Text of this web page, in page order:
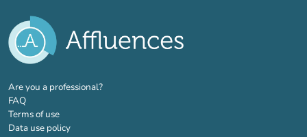
Are you a professional?(new tab)
FAQ
Terms of use
Data use policy